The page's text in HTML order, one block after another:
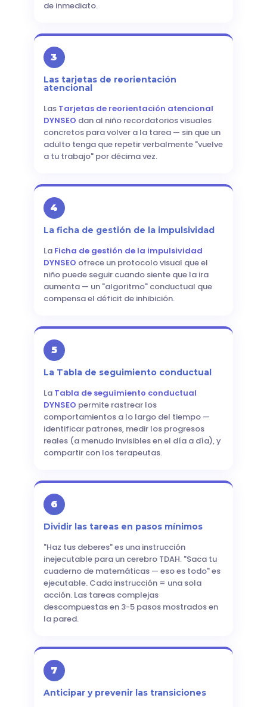
de inmediato.
3
Las tarjetas de reorientación
atencional
Las Tarjetas de reorientación atencional
DYNSEO dan al niño recordatorios visuales
concretos para volver a la tarea — sin que un
adulto tenga que repetir verbalmente "vuelve
a tu trabajo" por décima vez.
4
La ficha de gestión de la impulsividad
La Ficha de gestión de la impulsividad
DYNSEO ofrece un protocolo visual que el
niño puede seguir cuando siente que la ira
aumenta — un "algoritmo" conductual que
compensa el déficit de inhibición.
5
La Tabla de seguimiento conductual
La Tabla de seguimiento conductual
DYNSEO permite rastrear los
comportamientos a lo largo del tiempo —
identificar patrones, medir los progresos
reales (a menudo invisibles en el día a día), y
compartir con los terapeutas.
6
Dividir las tareas en pasos mínimos
"Haz tus deberes" es una instrucción
inejecutable para un cerebro TDAH. "Saca tu
cuaderno de matemáticas — eso es todo" es
ejecutable. Cada instrucción = una sola
acción. Las tareas complejas
descompuestas en 3-5 pasos mostrados en
la pared.
7
Anticipar y prevenir las transiciones